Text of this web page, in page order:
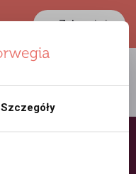
Zaloguj się
0.3865 PLN
Szczegóły